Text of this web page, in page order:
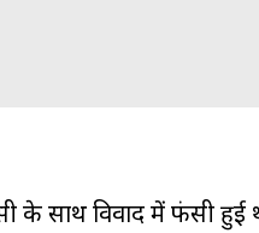
के साथ विवाद में फंसी हुई